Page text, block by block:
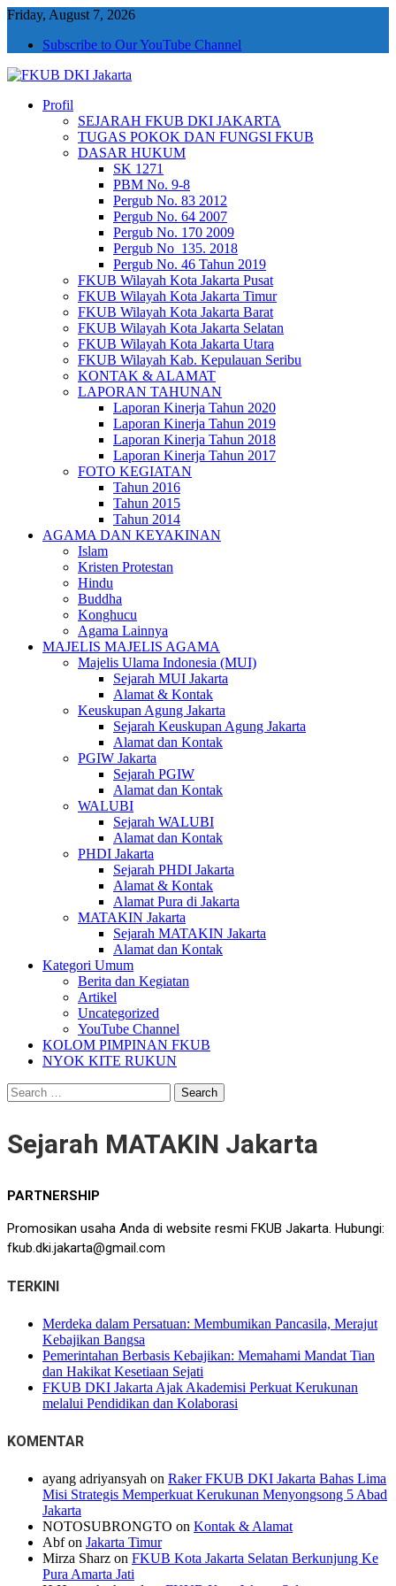
Friday, August 7, 2026
Subscribe to Our YouTube Channel
FKUB DKI Jakarta
Jakarta Aman, Jakarta Damai dan Rukun
Profil
SEJARAH FKUB DKI JAKARTA
TUGAS POKOK DAN FUNGSI FKUB
DASAR HUKUM
SK 1271
PBM No. 9-8
Pergub No. 83 2012
Pergub No. 64 2007
Pergub No. 170 2009
Pergub No_135. 2018
Pergub No. 46 Tahun 2019
FKUB Wilayah Kota Jakarta Pusat
FKUB Wilayah Kota Jakarta Timur
FKUB Wilayah Kota Jakarta Barat
FKUB Wilayah Kota Jakarta Selatan
FKUB Wilayah Kota Jakarta Utara
FKUB Wilayah Kab. Kepulauan Seribu
KONTAK & ALAMAT
LAPORAN TAHUNAN
Laporan Kinerja Tahun 2020
Laporan Kinerja Tahun 2019
Laporan Kinerja Tahun 2018
Laporan Kinerja Tahun 2017
FOTO KEGIATAN
Tahun 2016
Tahun 2015
Tahun 2014
AGAMA DAN KEYAKINAN
Islam
Kristen Protestan
Hindu
Buddha
Konghucu
Agama Lainnya
MAJELIS MAJELIS AGAMA
Majelis Ulama Indonesia (MUI)
Sejarah MUI Jakarta
Alamat & Kontak
Keuskupan Agung Jakarta
Sejarah Keuskupan Agung Jakarta
Alamat dan Kontak
PGIW Jakarta
Sejarah PGIW
Alamat dan Kontak
WALUBI
Sejarah WALUBI
Alamat dan Kontak
PHDI Jakarta
Sejarah PHDI Jakarta
Alamat & Kontak
Alamat Pura di Jakarta
MATAKIN Jakarta
Sejarah MATAKIN Jakarta
Alamat dan Kontak
Kategori Umum
Berita dan Kegiatan
Artikel
Uncategorized
YouTube Channel
KOLOM PIMPINAN FKUB
NYOK KITE RUKUN
Search
for:
Sejarah MATAKIN Jakarta
PARTNERSHIP
Promosikan usaha Anda di website resmi FKUB Jakarta. Hubungi:
fkub.dki.jakarta@gmail.com
TERKINI
Merdeka dalam Persatuan: Membumikan Pancasila, Merajut
Kebajikan Bangsa
Pemerintahan Berbasis Kebajikan: Memahami Mandat Tian
dan Hakikat Kesetiaan Sejati
FKUB DKI Jakarta Ajak Akademisi Perkuat Kerukunan
melalui Pendidikan dan Kolaborasi
KOMENTAR
ayang adriyansyah on Raker FKUB DKI Jakarta Bahas Lima
Misi Strategis Memperkuat Kerukunan Menyongsong 5 Abad
Jakarta
NOTOSUBRONGTO on Kontak & Alamat
Abfon Jakarta Timur
Mirza Sharz on FKUB Kota Jakarta Selatan Berkunjung Ke
Pura Amarta Jati